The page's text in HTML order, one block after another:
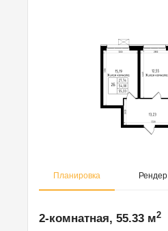
Планировка Рендер
2-комнатная, 55.33 м2